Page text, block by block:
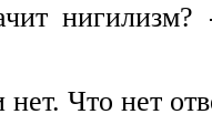
нет. Что нет